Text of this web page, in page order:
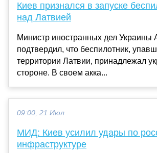
Киев признался в запуске
над Латвией
Министр иностранных дел Украины
подтвердил, что беспилотник,
территории Латвии, принадлежал
стороне. В своем акка...
09:00, 21 Июл
МИД: Киев усилил удары по
инфраструктуре